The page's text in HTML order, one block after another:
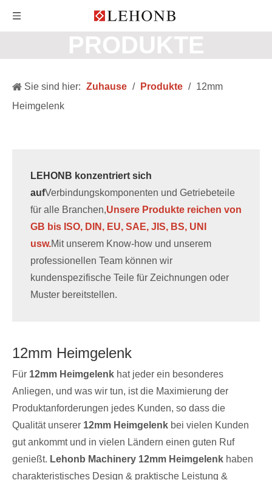
PRODUKTE
Sie sind hier: Zuhause / Produkte / 12mm
Heimgelenk
LEHONB konzentriert sich
aufVerbindungskomponenten und Getriebeteile
für alle Branchen,Unsere Produkte reichen von
GB bis ISO, DIN, EU, SAE, JIS, BS, UNI
usw.Mit unserem Know-how und unserem
professionellen Team können wir
kundenspezifische Teile für Zeichnungen oder
Muster bereitstellen.
12mm Heimgelenk
Für 12mm Heimgelenk hat jeder ein besonderes
Anliegen, und was wir tun, ist die Maximierung der
Produktanforderungen jedes Kunden, so dass die
Qualität unserer 12mm Heimgelenk bei vielen Kunden
gut ankommt und in vielen Ländern einen guten Ruf
genießt. Lehonb Machinery 12mm Heimgelenk haben
charakteristisches Design & praktische Leistung &